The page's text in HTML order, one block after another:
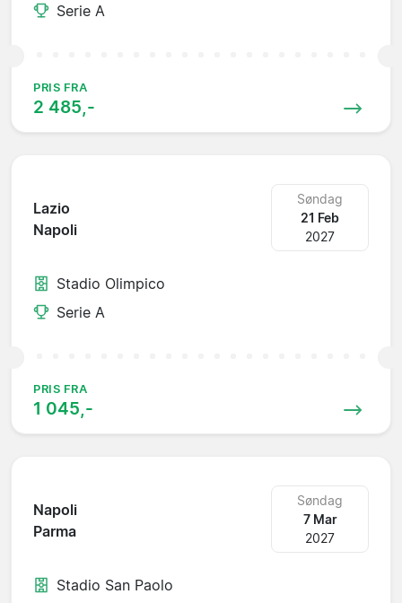
Serie A
PRIS FRA
2 485,-
Lazio
Napoli
Søndag
21 Feb
2027
Stadio Olimpico
Serie A
PRIS FRA
1 045,-
Napoli
Parma
Søndag
7 Mar
2027
Stadio San Paolo